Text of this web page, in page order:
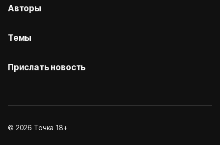
Авторы
Темы
Прислать новость
© 2026 Точка 18+